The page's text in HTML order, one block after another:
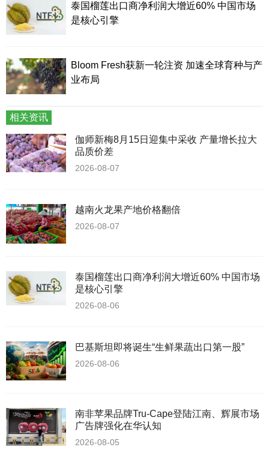
泰国榴莲出口商净利润大增近60% 中国市场
是核心引擎
Bloom Fresh获新一轮注资 加速全球育种与产
业布局
相关资讯
伽师新梅8月15日迎集中采收 产量增长拉大
品质价差
2026-08-07
越南火龙果产地价格翻倍
2026-08-07
泰国榴莲出口商净利润大增近60% 中国市场
是核心引擎
2026-08-06
巴基斯坦即将诞生“生鲜果蔬出口第一股”
2026-08-06
南非苹果品牌Tru-Cape登陆江南、辉展市场
广告牌强化在华认知
2026-08-05